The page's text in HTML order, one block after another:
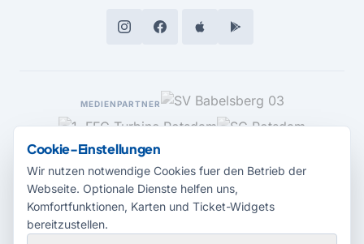
MEDIENPARTNER
Cookie-Einstellungen
Wir nutzen notwendige Cookies fuer den Betrieb der
Webseite. Optionale Dienste helfen uns,
Komfortfunktionen, Karten und Ticket-Widgets
bereitzustellen.